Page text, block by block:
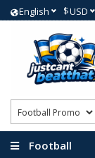
English $USD
Football